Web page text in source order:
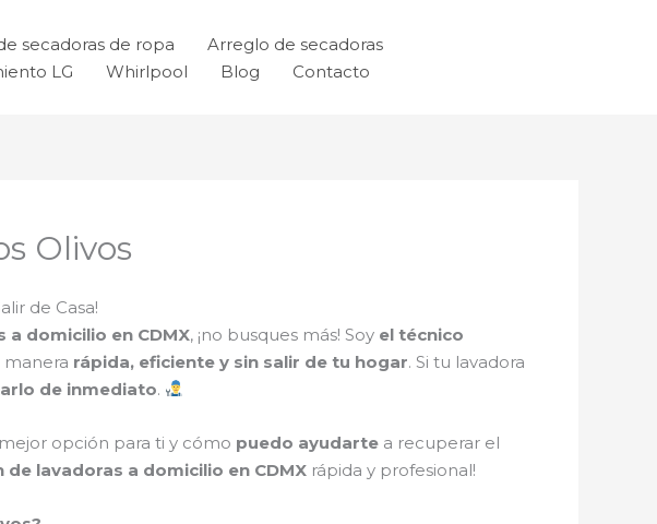
secadoras de ropa
Arreglo de secadoras
LG Whirlpool Blog Contacto
Olivos
de Casa!
domicilio en CDMX, ¡no busques más! Soy el técnico
rápida, eficiente y sin salir de tu hogar. Si tu lavadora
de inmediato.
opción para ti y cómo puedo ayudarte a recuperar el
de lavadoras a domicilio en CDMX rápida y profesional!